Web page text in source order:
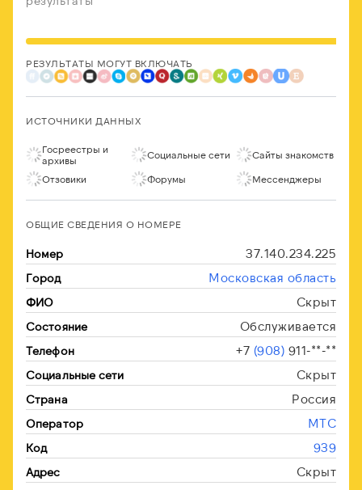
РЕЗУЛЬТАТЫ МОГУТ ВКЛЮЧАТЬ
ИСТОЧНИКИ ДАННЫХ
Госреестры и
архивы
Социальные сети Сайты знакомств
Отзовики Форумы Мессенджеры
ОБЩИЕ СВЕДЕНИЯ О НОМЕРЕ
Номер 37.140.234.225
Город Московская область
ФИО Скрыт
Состояние Обслуживается
Телефон +7 (908) 911-**-**
Социальные сети Скрыт
Страна Россия
Оператор МТС
Код 939
Адрес Скрыт